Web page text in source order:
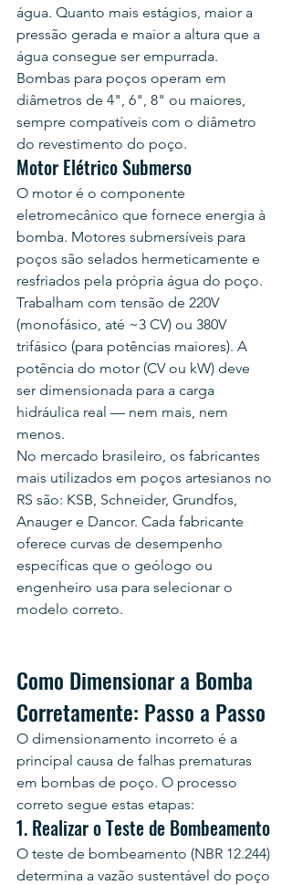
água. Quanto mais estágios, maior a
pressão gerada e maior a altura que a
água consegue ser empurrada.
Bombas para poços operam em
diâmetros de 4", 6", 8" ou maiores,
sempre compatíveis com o diâmetro
do revestimento do poço.
Motor Elétrico Submerso
O motor é o componente
eletromecânico que fornece energia à
bomba. Motores submersíveis para
poços são selados hermeticamente e
resfriados pela própria água do poço.
Trabalham com tensão de 220V
(monofásico, até ~3 CV) ou 380V
trifásico (para potências maiores). A
potência do motor (CV ou kW) deve
ser dimensionada para a carga
hidráulica real — nem mais, nem
menos.
No mercado brasileiro, os fabricantes
mais utilizados em poços artesianos no
RS são: KSB, Schneider, Grundfos,
Anauger e Dancor. Cada fabricante
oferece curvas de desempenho
específicas que o geólogo ou
engenheiro usa para selecionar o
modelo correto.
Como Dimensionar a Bomba
Corretamente: Passo a Passo
O dimensionamento incorreto é a
principal causa de falhas prematuras
em bombas de poço. O processo
correto segue estas etapas:
1. Realizar o Teste de Bombeamento
O teste de bombeamento (NBR 12.244)
determina a vazão sustentável do poço